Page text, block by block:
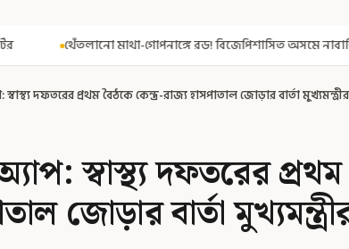
রড! বিজেপিশাসিত অসমে নাবালিকার নৃশংস পরিণতি
স্বাস্থ্য দফতরের প্রথম বৈঠকে কেন্দ্র-রাজ্য হাসপাতাল জোড়ার বার্তা মুখ্যমন্ত্রীর
স্বাস্থ্য দফতরের
জোড়ার বার্তা